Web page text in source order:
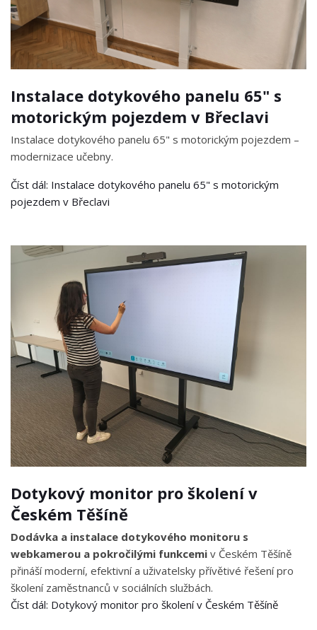
Instalace dotykového panelu 65" s
motorickým pojezdem v Břeclavi
Instalace dotykového panelu 65" s motorickým pojezdem –
modernizace učebny.
Číst dál: Instalace dotykového panelu 65" s motorickým
pojezdem v Břeclavi
Dotykový monitor pro školení v
Českém Těšíně
Dodávka a instalace dotykového monitoru s
webkamerou a pokročilými funkcemi v Českém Těšíně
přináší moderní, efektivní a uživatelsky přívětivé řešení pro
školení zaměstnanců v sociálních službách.
Číst dál: Dotykový monitor pro školení v Českém Těšíně